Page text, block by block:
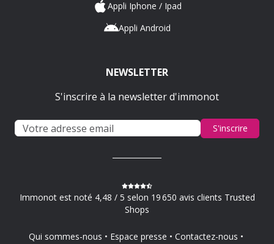
Appli Iphone / Ipad
Appli Android
NEWSLETTER
S'inscrire à la newsletter d'immonot
S'inscrire
Immonot est noté 4,48 / 5 selon 19 650 avis clients Trusted
Shops
Qui sommes-nous Espace presse
Contactez-nous